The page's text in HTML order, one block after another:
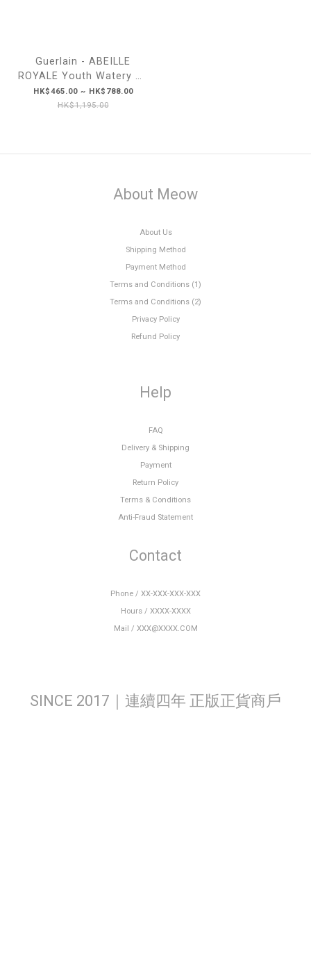
Guerlain - ABEILLE
ROYALE Youth Watery Oil
復原蜜精華 30ml/50ml
HK$465.00 ~ HK$788.00
HK$1,195.00
About Meow
About Us
Shipping Method
Payment Method
Terms and Conditions (1)
Terms and Conditions (2)
Privacy Policy
Refund Policy
Help
FAQ
Delivery & Shipping
Payment
Return Policy
Terms & Conditions
Anti-Fraud Statement
Contact
Phone / XX-XXX-XXX-XXX
Hours / XXXX-XXXX
Mail / XXX@XXXX.COM
SINCE 2017｜連續四年 正版正貨商戶